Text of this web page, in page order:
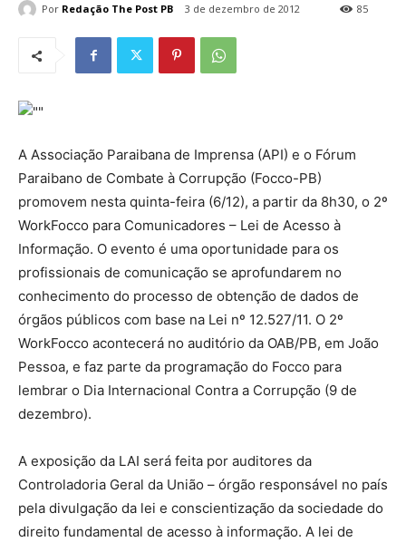
Por Redação The Post PB 3 de dezembro de 2012 85
A Associação Paraibana de Imprensa (API) e o Fórum
Paraibano de Combate à Corrupção (Focco-PB)
promovem nesta quinta-feira (6/12), a partir da 8h30, o 2º
WorkFocco para Comunicadores – Lei de Acesso à
Informação. O evento é uma oportunidade para os
profissionais de comunicação se aprofundarem no
conhecimento do processo de obtenção de dados de
órgãos públicos com base na Lei nº 12.527/11. O 2º
WorkFocco acontecerá no auditório da OAB/PB, em João
Pessoa, e faz parte da programação do Focco para
lembrar o Dia Internacional Contra a Corrupção (9 de
dezembro).
A exposição da LAI será feita por auditores da
Controladoria Geral da União – órgão responsável no país
pela divulgação da lei e conscientização da sociedade do
direito fundamental de acesso à informação. A lei de